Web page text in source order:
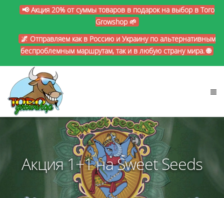
📢 Акция 20% от суммы товаров в подарок на выбор в Toro
Growshop 🌱
🌌 Отправляем как в Россию и Украину по альтернативным
беспроблемным маршрутам, так и в любую страну мира. 🌐
Акция 1+1 на Sweet Seeds